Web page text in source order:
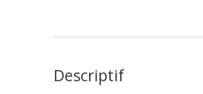
Descriptif